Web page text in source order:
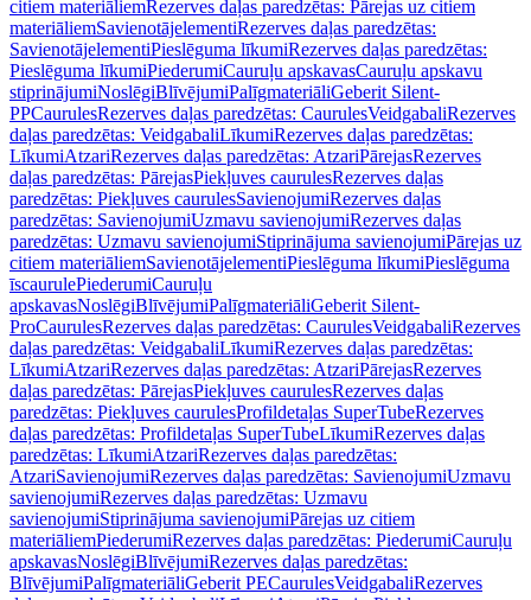
citiem materiāliemRezerves daļas paredzētas: Pārejas uz citiem
materiāliemSavienotājelementiRezerves daļas paredzētas:
SavienotājelementiPieslēguma līkumiRezerves daļas paredzētas:
Pieslēguma līkumiPiederumiCauruļu apskavasCauruļu apskavu
stiprinājumiNoslēgiBlīvējumiPalīgmateriāliGeberit Silent-
PPCaurulesRezerves daļas paredzētas: CaurulesVeidgabaliRezerves
daļas paredzētas: VeidgabaliLīkumiRezerves daļas paredzētas:
LīkumiAtzariRezerves daļas paredzētas: AtzariPārejasRezerves
daļas paredzētas: PārejasPiekļuves caurulesRezerves daļas
paredzētas: Piekļuves caurulesSavienojumiRezerves daļas
paredzētas: SavienojumiUzmavu savienojumiRezerves daļas
paredzētas: Uzmavu savienojumiStiprinājuma savienojumiPārejas uz
citiem materiāliemSavienotājelementiPieslēguma līkumiPieslēguma
īscaurulePiederumiCauruļu
apskavasNoslēgiBlīvējumiPalīgmateriāliGeberit Silent-
ProCaurulesRezerves daļas paredzētas: CaurulesVeidgabaliRezerves
daļas paredzētas: VeidgabaliLīkumiRezerves daļas paredzētas:
LīkumiAtzariRezerves daļas paredzētas: AtzariPārejasRezerves
daļas paredzētas: PārejasPiekļuves caurulesRezerves daļas
paredzētas: Piekļuves caurulesProfildetaļas SuperTubeRezerves
daļas paredzētas: Profildetaļas SuperTubeLīkumiRezerves daļas
paredzētas: LīkumiAtzariRezerves daļas paredzētas:
AtzariSavienojumiRezerves daļas paredzētas: SavienojumiUzmavu
savienojumiRezerves daļas paredzētas: Uzmavu
savienojumiStiprinājuma savienojumiPārejas uz citiem
materiāliemPiederumiRezerves daļas paredzētas: PiederumiCauruļu
apskavasNoslēgiBlīvējumiRezerves daļas paredzētas:
BlīvējumiPalīgmateriāliGeberit PECaurulesVeidgabaliRezerves